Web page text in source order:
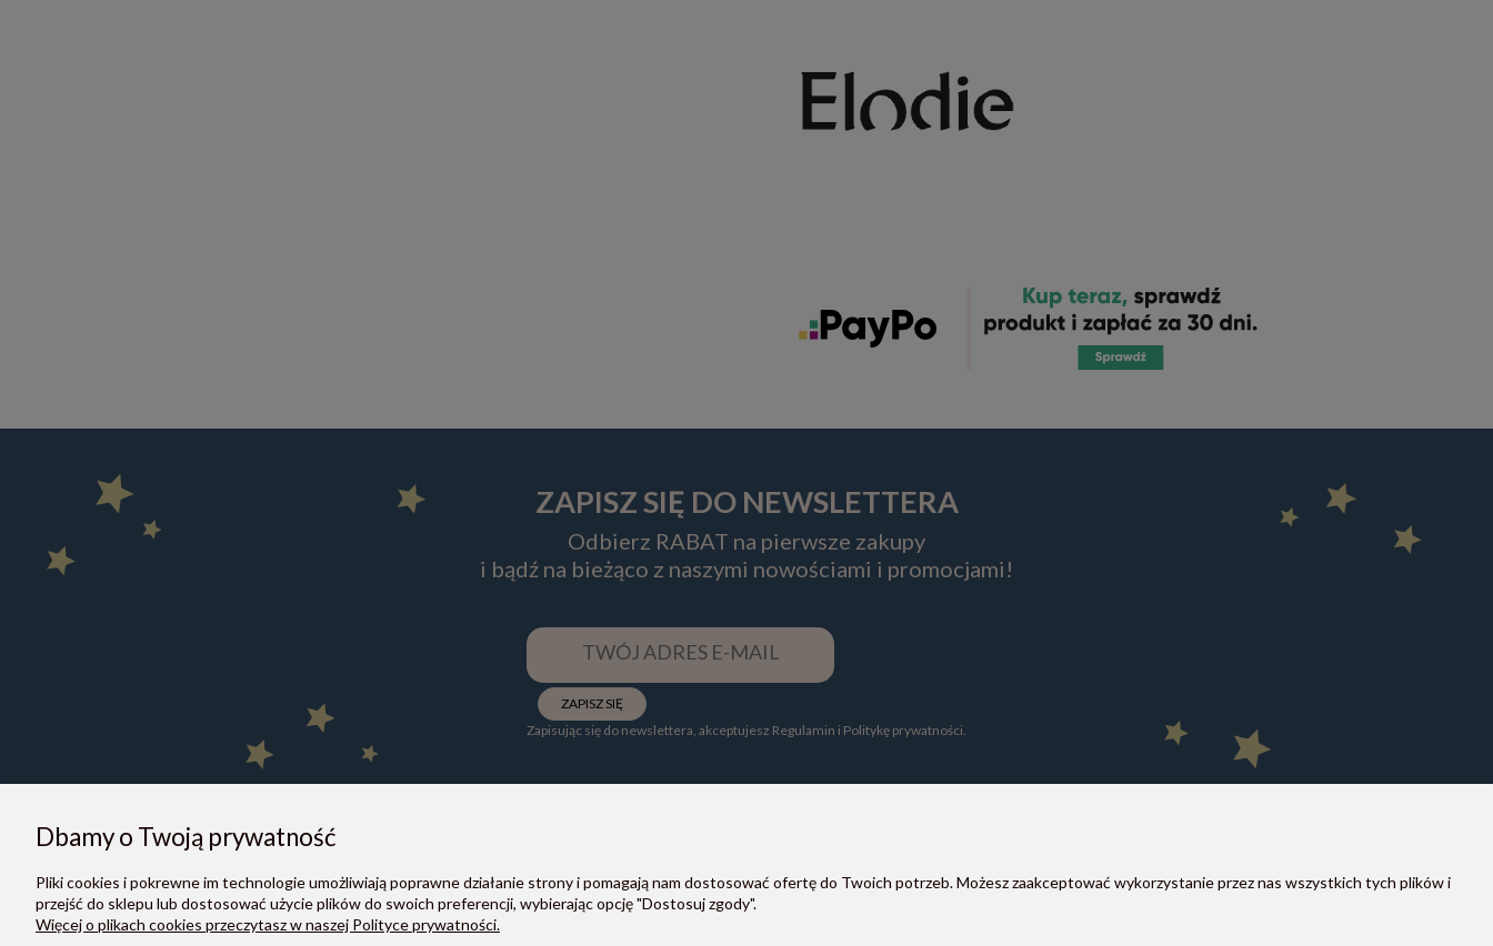
ZAPISZ SIĘ DO NEWSLETTERA
Odbierz RABAT na pierwsze zakupy
i bądź na bieżąco z naszymi nowościami i promocjami!
ZAPISZ SIĘ
Zapisując się do newslettera, akceptujesz Regulamin i Politykę prywatności.
O NAS
Informacje o nas
Dane firmy
POMOC
Regulaminy
PŁATNOŚCI I DOSTAWA MOON STORE W SOCIAL MEDIA
Dbamy o Twoją prywatność
Pliki cookies i pokrewne im technologie umożliwiają poprawne działanie strony i pomagają nam dostosować ofertę do Twoich potrzeb. Możesz zaakceptować wykorzystanie przez nas wszystkich tych plików i
przejść do sklepu lub dostosować użycie plików do swoich preferencji, wybierając opcję "Dostosuj zgody".
Więcej o plikach cookies przeczytasz w naszej Polityce prywatności.